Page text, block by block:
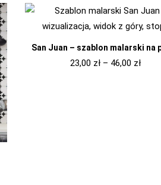
San Juan – szablon malarski na
23,00 zł – 46,00 zł